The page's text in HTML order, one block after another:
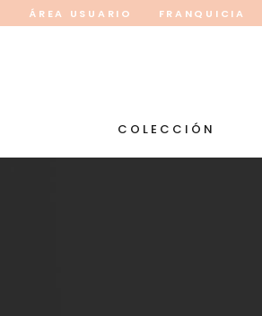
ÁREA USUARIO FRANQUICIA
COLECCIÓN